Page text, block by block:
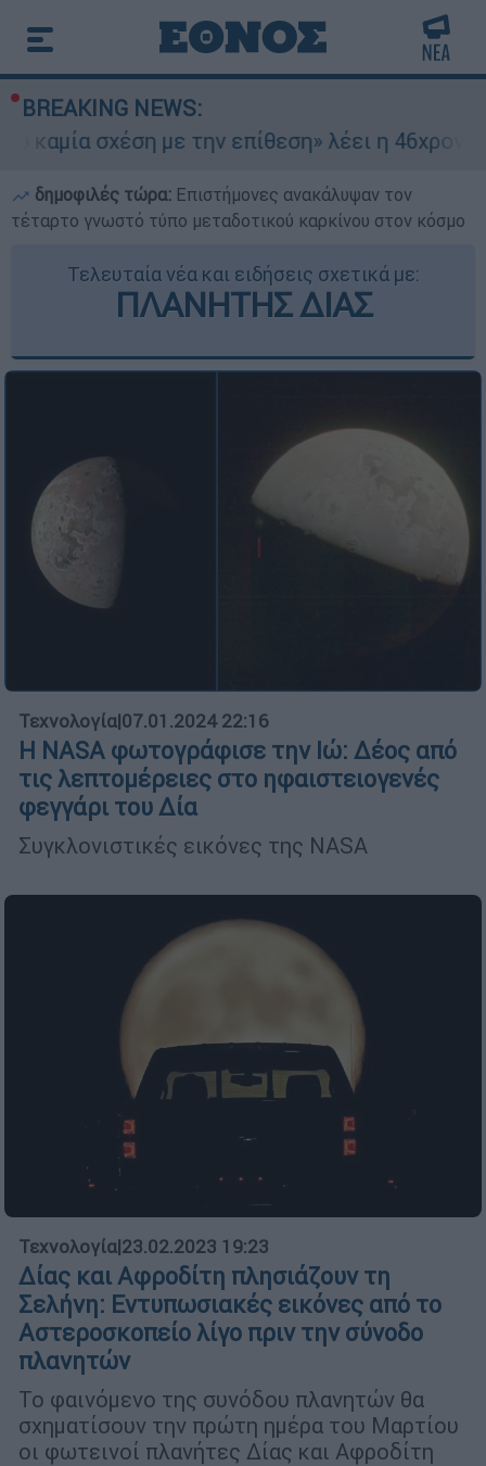
BREAKING NEWS:
με την επίθεση» λέει η 46χρονη - Τι
δημοφιλές τώρα: Επιστήμονες ανακάλυψαν τον
τέταρτο γνωστό τύπο μεταδοτικού καρκίνου στον κόσμο
Τελευταία νέα και ειδήσεις σχετικά με:
ΠΛΑΝΗΤΗΣ ΔΙΑΣ
Τεχνολογία|07.01.2024 22:16
Η NASA φωτογράφισε την Ιώ: Δέος από
τις λεπτομέρειες στο ηφαιστειογενές
φεγγάρι του Δία
Συγκλονιστικές εικόνες της NASA
Τεχνολογία|23.02.2023 19:23
Δίας και Αφροδίτη πλησιάζουν τη
Σελήνη: Εντυπωσιακές εικόνες από το
Αστεροσκοπείο λίγο πριν την σύνοδο
πλανητών
Το φαινόμενο της συνόδου πλανητών θα
σχηματίσουν την πρώτη ημέρα του Μαρτίου
οι φωτεινοί πλανήτες Δίας και Αφροδίτη